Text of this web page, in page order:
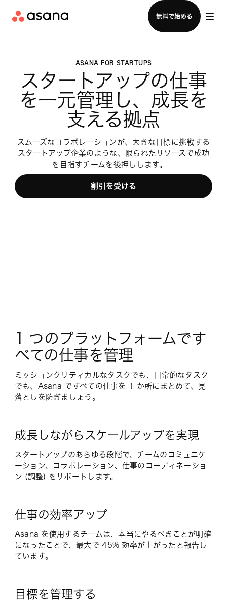
無料で始める
セールスチームに問い合わせる
ASANA FOR STARTUPS
スタートアップの仕事
を一元管理し、成長を
支える拠点
スムーズなコラボレーションが、大きな目標に挑戦する
スタートアップ企業のような、限られたリソースで成功
を目指すチームを後押しします。
割引を受ける
1 つのプラットフォームです
べての仕事を管理
ミッションクリティカルなタスクでも、日常的なタスク
でも、Asana ですべての仕事を 1 か所にまとめて、見
落としを防ぎましょう。
成長しながらスケールアップを実現
スタートアップのあらゆる段階で、チームのコミュニケ
ーション、コラボレーション、仕事のコーディネーショ
ン (調整) をサポートします。
仕事の効率アップ
Asana を使用するチームは、本当にやるべきことが明確
になったことで、最大で 45% 効率が上がったと報告し
ています。
目標を管理する